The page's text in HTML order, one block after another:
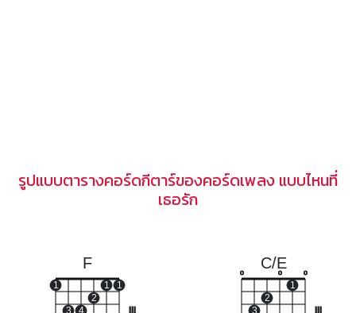
รูปแบบตารางคอร์ดกีตาร์ของคอร์ดเพลง แบบไหนที่
เธอรัก
F
1
3 4
2
1 1
C/E
o
3
2
o
1
o